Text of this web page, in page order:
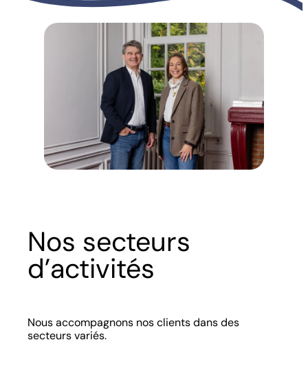
Nos secteurs
d’activités
Nous accompagnons nos clients dans des
secteurs variés.